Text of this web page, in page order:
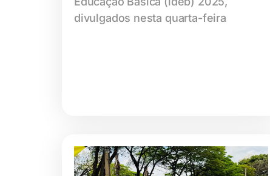
divulgados nesta quarta-feira